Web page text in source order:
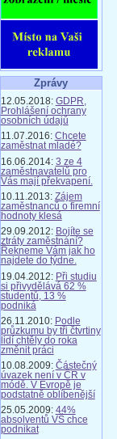
Zprávy
12.05.2018: GDPR,
Prohlášení ochrany
osobních údajů
11.07.2016: Chcete
zaměstnat mladé?
16.06.2014: 3 ze 4
zaměstnavatelů pro
Vás mají překvapení.
10.11.2013: Zájem
zaměstnanců o firemní
hodnoty klesá
29.09.2012: Bojíte se
ztráty zaměstnání?
Řekneme Vám jak ho
najdete do týdne.
19.04.2012: Při studiu
si přivydělává 62 %
studentů, 13 %
podniká
26.11.2010: Podle
průzkumu by tři čtvrtiny
lidí chtěly do roka
změnit práci
10.08.2009: Částečný
úvazek není v ČR v
módě. V Evropě je
podstatně oblíbenější
25.05.2009: 44%
absolventů VŠ chce
podnikat